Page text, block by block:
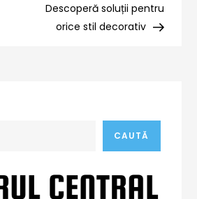
Descoperă soluții pentru
orice stil decorativ
CAUTĂ